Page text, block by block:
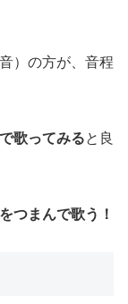
）の方が、音程
歌ってみると良
つまんで歌う！